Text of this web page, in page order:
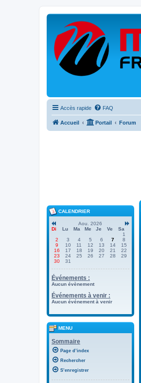
Accès rapide FAQ
Accueil Portail Forum
CALENDRIER
Aou. 2026
Di
Lu Ma Me Je Ve
Sa
1
2
3 4 5 6 7
8
9
10 11 12 13 14
15
16
17 18 19 20 21
22
23
24 25 26 27 28
29
30
31
Événements :
Aucun évènement
Événements à venir :
Aucun événement à venir
MENU
Sommaire
Page d’index
Rechercher
S’enregistrer